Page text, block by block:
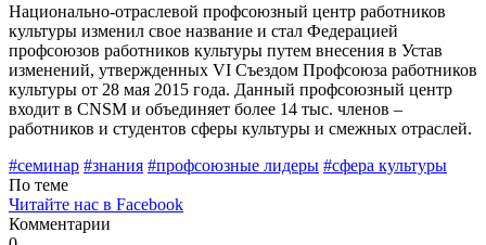
Национально-отраслевой профсоюзный центр работников
куль­туры изменил свое название и стал Федерацией
профсоюзов работников культуры путем внесения в Устав
изменений, утвержденных VI Съездом Профсоюза работни­ков
культуры от 28 мая 2015 года. Данный профсоюзный центр
вхо­дит в CNSM и объединяет более 14 тыс. членов –
работников и сту­дентов сферы культуры и смежных отраслей.
#cеминар #знания #профсоюзные лидеры #сфера культуры
По теме
Читайте нас в Facebook
Комментарии